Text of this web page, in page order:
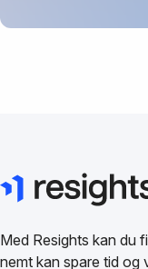
Med Resights kan du
nemt kan spare tid